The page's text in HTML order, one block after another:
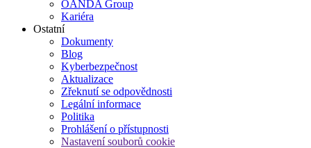
OANDA Group
Kariéra
Ostatní
Dokumenty
Blog
Kyberbezpečnost
Aktualizace
Zřeknutí se odpovědnosti
Legální informace
Politika
Prohlášení o přístupnosti
Nastavení souborů cookie